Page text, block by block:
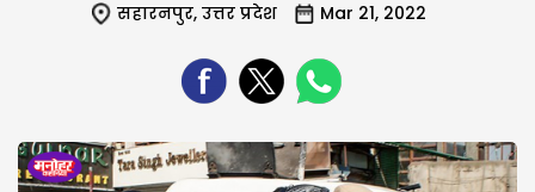
सहारनपुर, उत्तर प्रदेश Mar 21, 2022